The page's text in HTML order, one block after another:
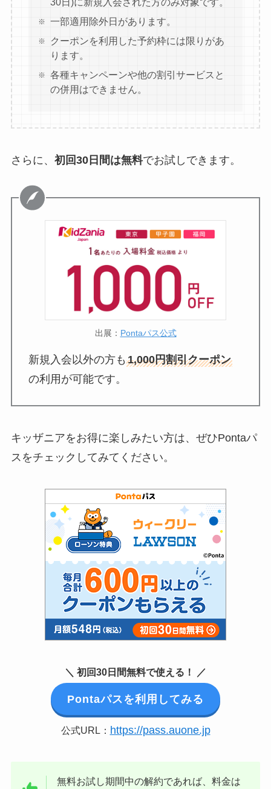
一部適用除外日があります。
クーポンを利用した予約枠には限りがあ
ります。
各種キャンペーンや他の割引サービスと
の併用はできません。
さらに、 初回30日間は無料でお試しできます。
出展： Pontaパス公式
新規入会以外の方も 1,000円割引クーポン
の利用が可能です。
キッザニアをお得に楽しみたい方は、ぜひPontaパ
スをチェックしてみてください。
＼ 初回30日間無料で使える！ ／
Pontaパスを利用してみる
公式URL： https://pass.auone.jp
無料お試し期間中の解約であれば、料金は